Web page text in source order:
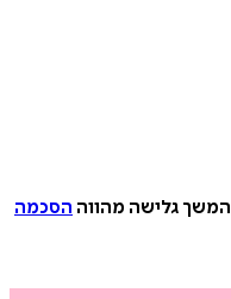
המשך גלישה מהווה הסכמה